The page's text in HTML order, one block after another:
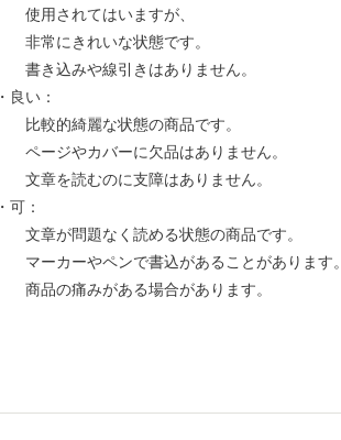
使用されてはいますが、
非常にきれいな状態です。
書き込みや線引きはありません。
・良い：
比較的綺麗な状態の商品です。
ページやカバーに欠品はありません。
文章を読むのに支障はありません。
・可：
文章が問題なく読める状態の商品です。
マーカーやペンで書込があることがあります。
商品の痛みがある場合があります。